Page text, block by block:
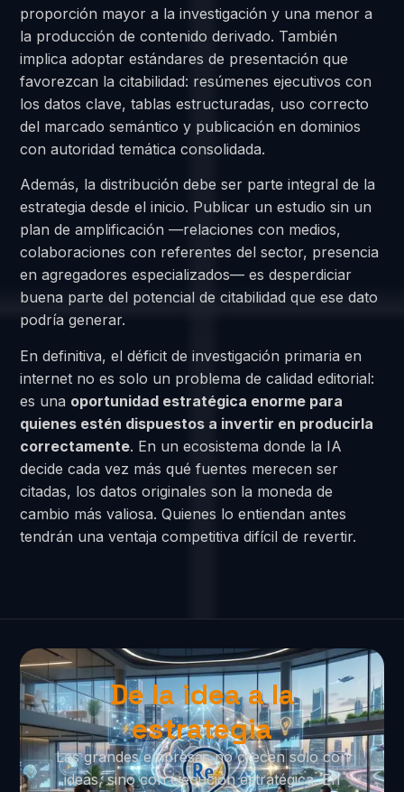
proporción mayor a la investigación y una menor a
la producción de contenido derivado. También
implica adoptar estándares de presentación que
favorezcan la citabilidad: resúmenes ejecutivos con
los datos clave, tablas estructuradas, uso correcto
del marcado semántico y publicación en dominios
con autoridad temática consolidada.
Además, la distribución debe ser parte integral de la
estrategia desde el inicio. Publicar un estudio sin un
plan de amplificación —relaciones con medios,
colaboraciones con referentes del sector, presencia
en agregadores especializados— es desperdiciar
buena parte del potencial de citabilidad que ese dato
podría generar.
En definitiva, el déficit de investigación primaria en
internet no es solo un problema de calidad editorial:
es una oportunidad estratégica enorme para
quienes estén dispuestos a invertir en producirla
correctamente. En un ecosistema donde la IA
decide cada vez más qué fuentes merecen ser
citadas, los datos originales son la moneda de
cambio más valiosa. Quienes lo entiendan antes
tendrán una ventaja competitiva difícil de revertir.
De la idea a la
estrategia
Las grandes empresas no crecen solo con
ideas, sino con ejecución estratégica. En